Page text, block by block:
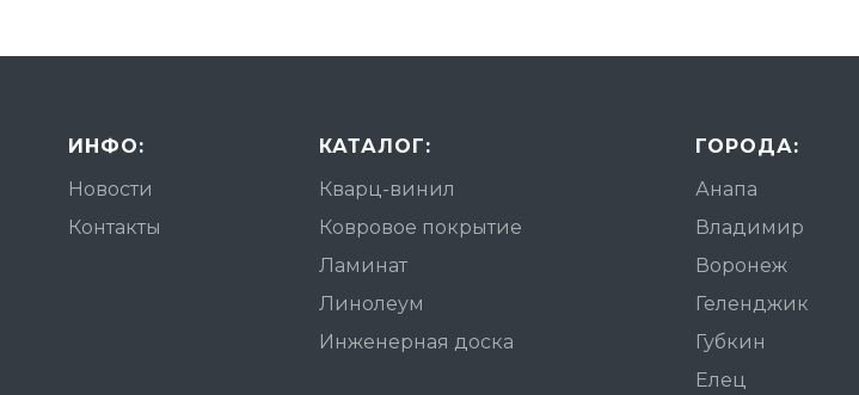
ИНФО:
Новости
Контакты
КАТАЛОГ:
Кварц-винил
Ковровое покрытие
Ламинат
Линолеум
Инженерная доска
ГОРОДА:
Анапа
Владимир
Воронеж
Геленджик
Губкин
Елец